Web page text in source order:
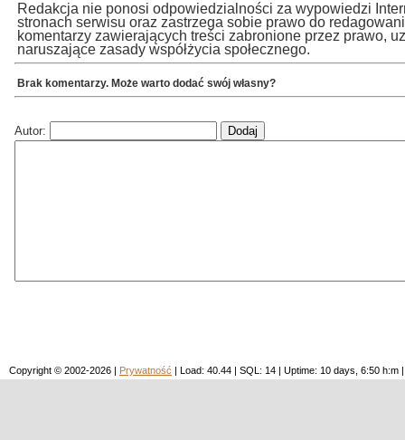
Redakcja nie ponosi odpowiedzialności za wypowiedzi
stronach serwisu oraz zastrzega sobie prawo do
komentarzy zawierających treści zabronione przez prawo,
naruszające zasady współżycia społecznego.
Brak komentarzy. Może warto dodać swój własny?
Autor:
Copyright © 2002-2026 | Prywatność | Load: 40.44 | SQL: 14 | Uptime: 10 days, 6:50